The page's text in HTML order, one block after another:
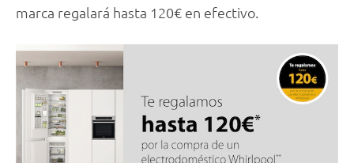
marca regalará hasta 120€ en efectivo.